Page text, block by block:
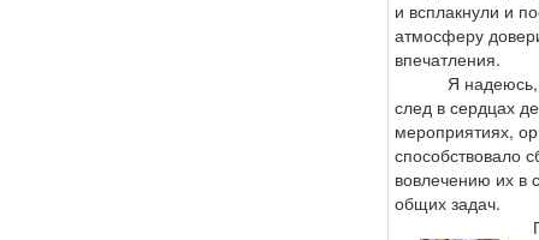
и всплакнули и
атмосферу
впечатления.
Я надеюсь,
след в сердцах
мероприятиях,
способствовало
вовлечению их в
общих задач.